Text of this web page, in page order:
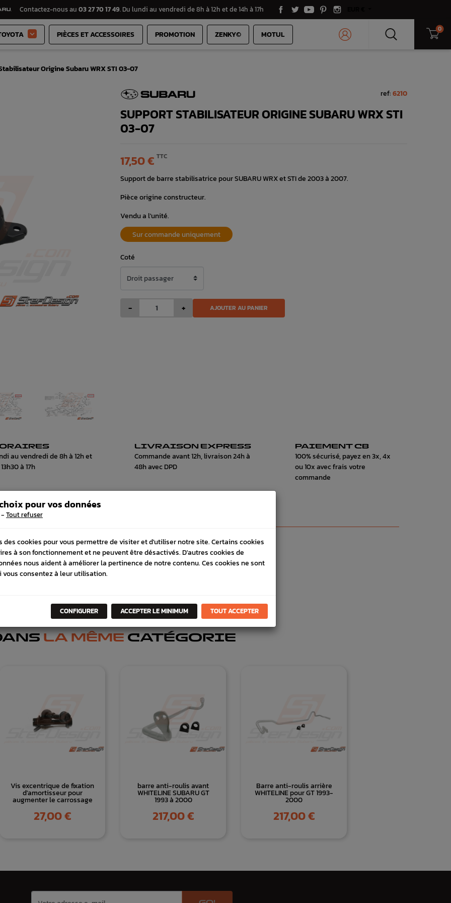
Contactez-nous au 03 27 70 17 49. Du lundi au vendredi de 8h à 12h et de 14h à 17h
 PIÈCES ET ACCESSOIRES PROMOTION ZENKY© MOTUL 0
Origine Subaru WRX STI 03-07
ref:6210
SUPPORT STABILISATEUR ORIGINE SUBARU WRX STI
03-07
17,50 € TTC
Support de barre stabilisatrice pour SUBARU WRX et STI de 2003 à 2007.
Pièce origine constructeur.
Vendu a l'unité.
Sur commande uniquement
Coté
- + AJOUTER AU PANIER
au vendredi de 8h à 12h et
à 17h
LIVRAISON EXPRESS
Commande avant 12h, livraison 24h à
48h avec DPD
PAIEMENT CB
100% sécurisé, payez en 3x, 4x
ou 10x avec frais votre
commande
LA MÊMECATÉGORIE
Vis excentrique de fixation
d'amortisseur pour
augmenter le carrossage
Prix
27,00 €
barre anti-roulis avant
WHITELINE SUBARU GT
1993 à 2000
Prix
217,00 €
Barre anti-roulis arrière
WHITELINE pour GT 1993-
2000
Prix
217,00 €
pour vos données
- Tout refuser
des cookies pour vous permettre de visiter et d'utiliser notre site. Certains cookies
à son fonctionnement et ne peuvent être désactivés. D'autres cookies de
nous aident à améliorer la pertinence de notre contenu. Ces cookies ne sont
vous consentez à leur utilisation.
CONFIGURER ACCEPTER LE MINIMUM TOUT ACCEPTER